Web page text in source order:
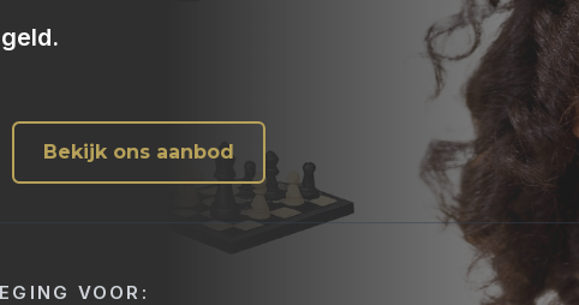
Bekijk ons aanbod
VOOR: